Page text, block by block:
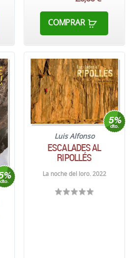
COMPRAR
Luis Alfonso
ESCALADES AL
RIPOLLÉS
La noche del loro. 2022